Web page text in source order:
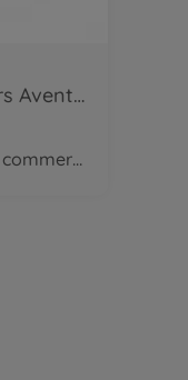
Smoby Life Parcours Aventure
disponible dans le commerce